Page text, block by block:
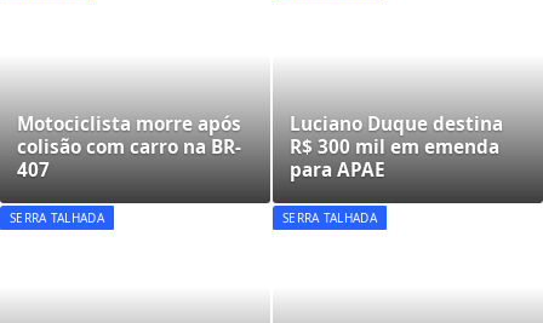
Motociclista morre após
colisão com carro na BR-
407
Luciano Duque destina
R$ 300 mil em emenda
para APAE
SERRA TALHADA SERRA TALHADA